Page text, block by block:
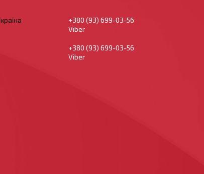
+380 (93) 699-03-56
Viber
+380 (93) 699-03-56
Viber